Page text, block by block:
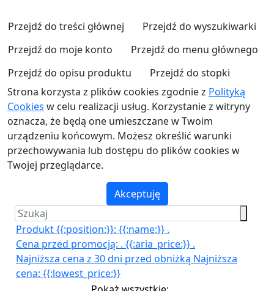
Przejdź do treści głównej
Przejdź do wyszukiwarki
Przejdź do moje konto
Przejdź do menu głównego
Przejdź do opisu produktu
Przejdź do stopki
Strona korzysta z plików cookies zgodnie z Polityką
Cookies w celu realizacji usług. Korzystanie z witryny
oznacza, że będą one umieszczane w Twoim
urządzeniu końcowym. Możesz określić warunki
przechowywania lub dostępu do plików cookies w
Twojej przeglądarce.
Akceptuję
Produkt {{:position:}}: {{:name:}} .
Cena przed promocją: . {{:aria_price:}} .
Najniższa cena z 30 dni przed obniżką Najniższa
cena: {{:lowest_price:}}